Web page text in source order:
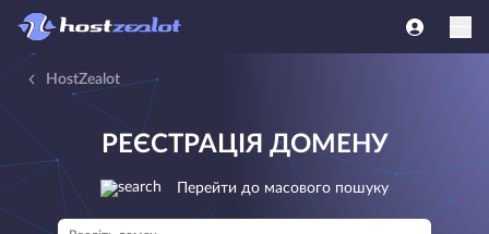
HostZealot
РЕЄСТРАЦІЯ ДОМЕНУ
Перейти до масового пошуку